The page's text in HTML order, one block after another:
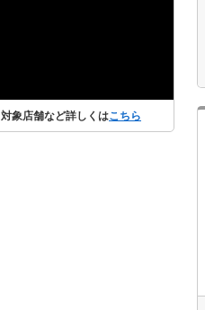
対象店舗など詳しくはこちら